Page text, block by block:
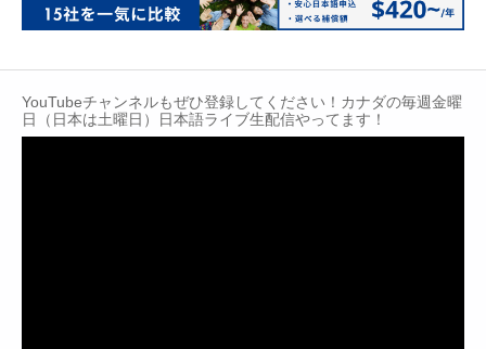
About Us
YouTubeチャンネルもぜひ登録してください！カナダの毎週金曜
日（日本は土曜日）日本語ライブ生配信やってます！